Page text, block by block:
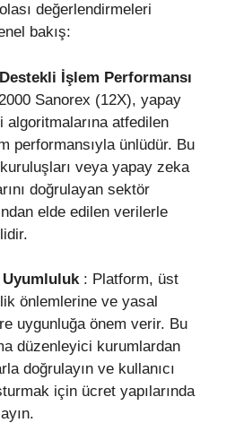
değerlendirmeleri
bakış:
İşlem Performansı
Sanorex (12X), yapay
algoritmalarına atfedilen
performansıyla ünlüdür. Bu
veya yapay zeka
doğrulayan sektör
elde edilen verilerle
: Platform, üst
önlemlerine ve yasal
uygunluğa önem verir. Bu
düzenleyici kurumlardan
doğrulayın ve kullanıcı
için ücret yapılarında